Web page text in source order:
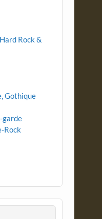
Rock &
Gothique
garde
Rock